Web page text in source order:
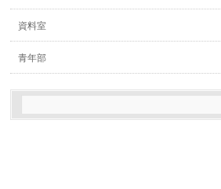
資料室
青年部